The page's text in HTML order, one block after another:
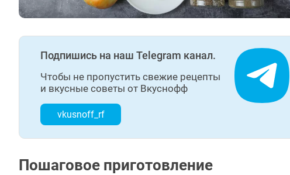
Подпишись на наш Telegram канал.
Чтобы не пропустить свежие рецепты
и вкусные советы от Вкуснофф
vkusnoff_rf
Пошаговое приготовление